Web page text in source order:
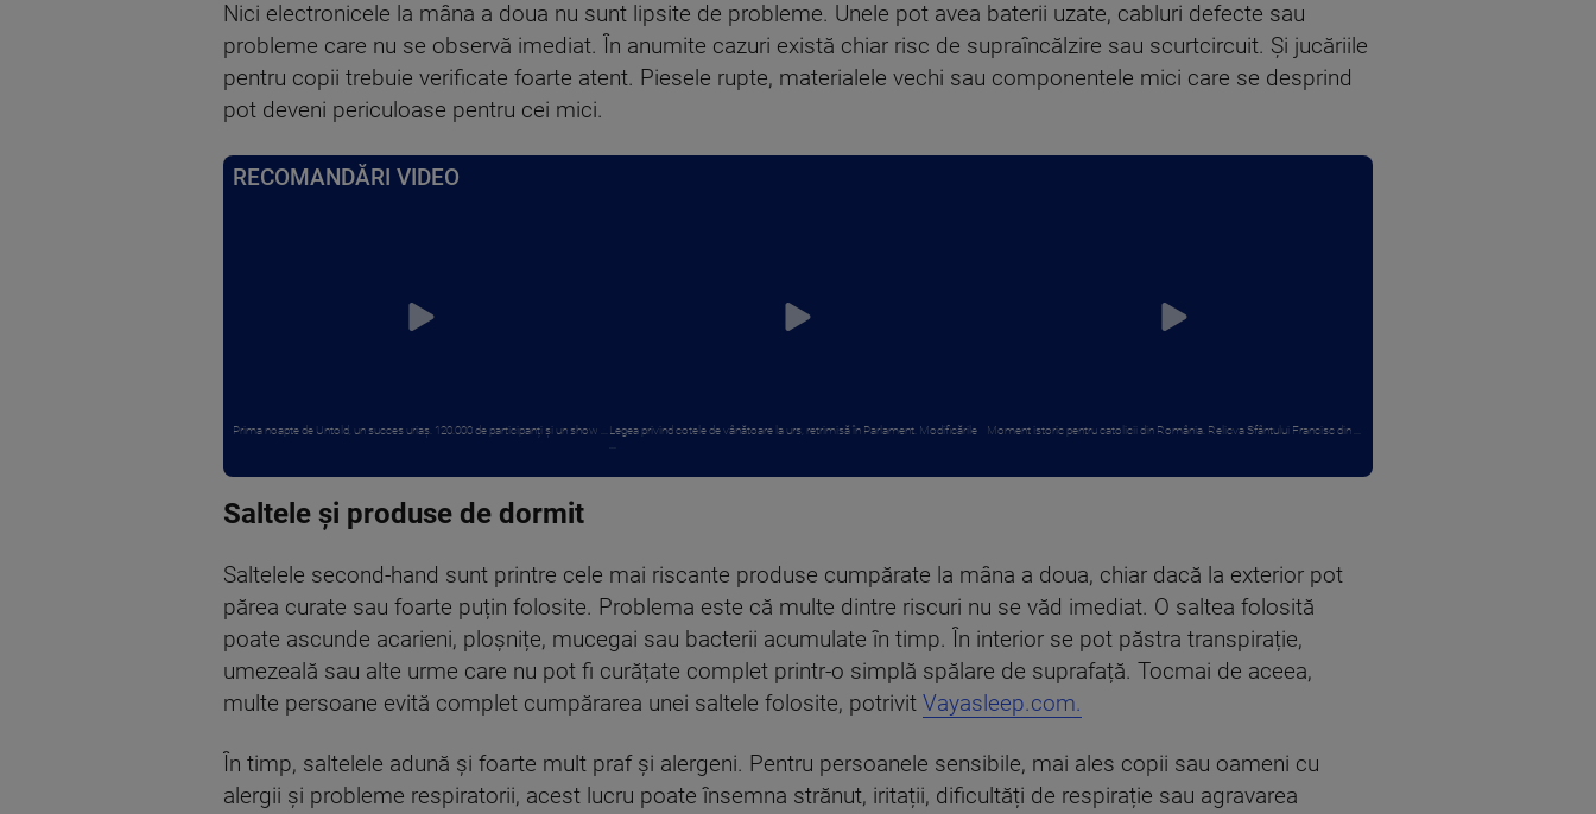
Nici electronicele la mâna a doua nu sunt lipsite de probleme. Unele pot avea baterii uzate, cabluri defecte sau
probleme care nu se observă imediat. În anumite cazuri există chiar risc de supraîncălzire sau scurtcircuit. Și jucăriile
pentru copii trebuie verificate foarte atent. Piesele rupte, materialele vechi sau componentele mici care se desprind
pot deveni periculoase pentru cei mici.
RECOMANDĂRI VIDEO
Prima noapte de Untold, un succes uriaș. 120.000 de participanți și un show ...
Legea privind cotele de vânătoare la urs, retrimisă în Parlament. Modificările
Moment istoric pentru catolicii din România. Relicva Sfântului Francisc din ...
Saltele și produse de dormit
Saltelele second-hand sunt printre cele mai riscante produse cumpărate la mâna a doua, chiar dacă la exterior pot
părea curate sau foarte puțin folosite. Problema este că multe dintre riscuri nu se văd imediat. O saltea folosită
poate ascunde acarieni, ploșnițe, mucegai sau bacterii acumulate în timp. În interior se pot păstra transpirație,
umezeală sau alte urme care nu pot fi curățate complet printr-o simplă spălare de suprafață. Tocmai de aceea,
multe persoane evită complet cumpărarea unei saltele folosite, potrivit Vayasleep.com.
În timp, saltelele adună și foarte mult praf și alergeni. Pentru persoanele sensibile, mai ales copii sau oameni cu
alergii și probleme respiratorii, acest lucru poate însemna strănut, iritații, dificultăți de respirație sau agravarea